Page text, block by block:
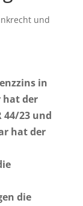
und
in
hat der
44/23 und
hat der
die